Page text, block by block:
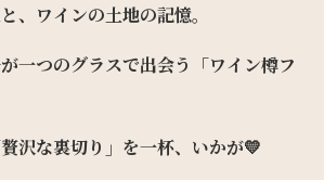
、ワインの土地の記憶。
一つのグラスで出会う「ワイン樽フ
沢な裏切り」を一杯、いかが💛